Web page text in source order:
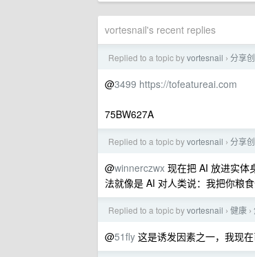
vortesnail's recent replies
Replied to a topic byvortesnail › 分享
@3499 https://tofeatureai.com
75BW627A
Replied to a topic byvortesnail › 分享
@winnerczwx 现在把 AI 放进实体
法就像是 AI 对人类说：我把你粮食
Replied to a topic byvortesnail › 健康 ›
@51fly 这是诱发因素之一，我现